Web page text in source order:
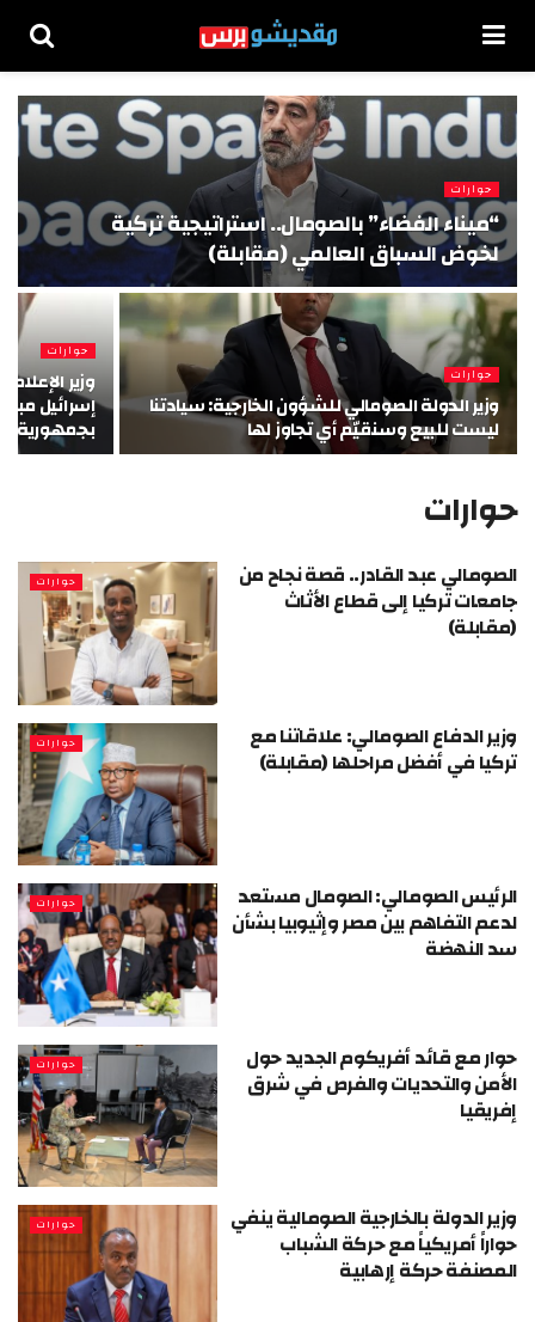
حوارات
“ميناء الفضاء” بالصومال.. استراتيجية تركية
لخوض السباق العالمي (مقابلة)
حوارات
وزير الدولة الصومالي للشؤون الخارجية: سيادتنا
ليست للبيع وسنقيّم أي تجاوز لها
حوارات
وزير
إسرائيل
بجمهورية
حوارات
حوارات الصومالي عبد القادر.. قصة نجاح من
جامعات تركيا إلى قطاع الأثاث
(مقابلة)
حوارات وزير الدفاع الصومالي: علاقاتنا مع
تركيا في أفضل مراحلها (مقابلة)
حوارات الرئيس الصومالي: الصومال مستعد
لدعم التفاهم بين مصر وإثيوبيا بشأن
سد النهضة
حوارات حوار مع قائد أفريكوم الجديد حول
الأمن والتحديات والفرص في شرق
إفريقيا
حوارات وزير الدولة بالخارجية الصومالية ينفي
حواراً أمريكياً مع حركة الشباب
المصنفة حركة إرهابية